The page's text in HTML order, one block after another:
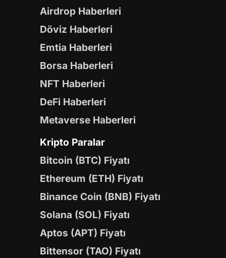
Airdrop Haberleri
Döviz Haberleri
Emtia Haberleri
Borsa Haberleri
NFT Haberleri
DeFi Haberleri
Metaverse Haberleri
Kripto Paralar
Bitcoin (BTC) Fiyatı
Ethereum (ETH) Fiyatı
Binance Coin (BNB) Fiyatı
Solana (SOL) Fiyatı
Aptos (APT) Fiyatı
Bittensor (TAO) Fiyatı